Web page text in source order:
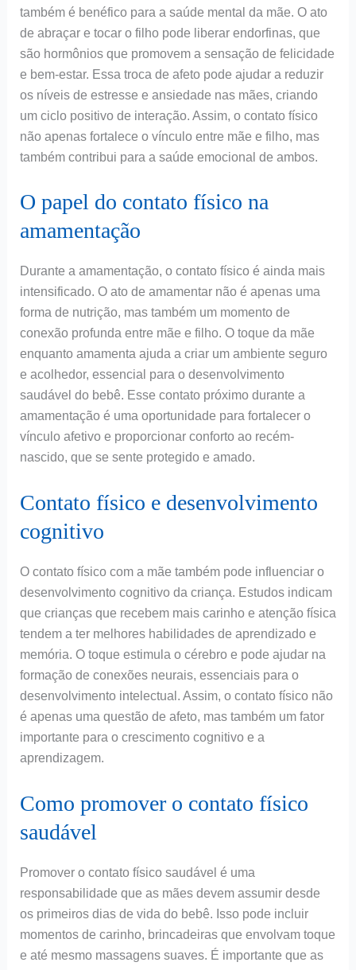
também é benéfico para a saúde mental da mãe. O ato
de abraçar e tocar o filho pode liberar endorfinas, que
são hormônios que promovem a sensação de felicidade
e bem-estar. Essa troca de afeto pode ajudar a reduzir
os níveis de estresse e ansiedade nas mães, criando
um ciclo positivo de interação. Assim, o contato físico
não apenas fortalece o vínculo entre mãe e filho, mas
também contribui para a saúde emocional de ambos.
O papel do contato físico na
amamentação
Durante a amamentação, o contato físico é ainda mais
intensificado. O ato de amamentar não é apenas uma
forma de nutrição, mas também um momento de
conexão profunda entre mãe e filho. O toque da mãe
enquanto amamenta ajuda a criar um ambiente seguro
e acolhedor, essencial para o desenvolvimento
saudável do bebê. Esse contato próximo durante a
amamentação é uma oportunidade para fortalecer o
vínculo afetivo e proporcionar conforto ao recém-
nascido, que se sente protegido e amado.
Contato físico e desenvolvimento
cognitivo
O contato físico com a mãe também pode influenciar o
desenvolvimento cognitivo da criança. Estudos indicam
que crianças que recebem mais carinho e atenção física
tendem a ter melhores habilidades de aprendizado e
memória. O toque estimula o cérebro e pode ajudar na
formação de conexões neurais, essenciais para o
desenvolvimento intelectual. Assim, o contato físico não
é apenas uma questão de afeto, mas também um fator
importante para o crescimento cognitivo e a
aprendizagem.
Como promover o contato físico
saudável
Promover o contato físico saudável é uma
responsabilidade que as mães devem assumir desde
os primeiros dias de vida do bebê. Isso pode incluir
momentos de carinho, brincadeiras que envolvam toque
e até mesmo massagens suaves. É importante que as